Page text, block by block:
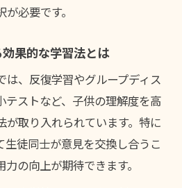
必要です。
果的な学習法とは
は、反復学習やグループディス
テストなど、子供の理解度を高
が取り入れられています。特に
生徒同士が意見を交換し合うこ
の向上が期待できます。